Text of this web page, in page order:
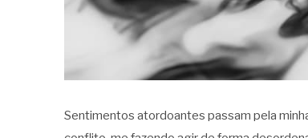
Sentimentos atordoantes passam pela